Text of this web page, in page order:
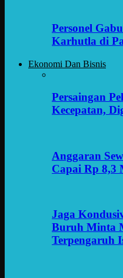
Personel
Karhutla di
Ekonomi Dan Bisnis
Persaingan
Kecepatan,
Anggaran
Capai Rp
Jaga
Buruh Minta
Terpengaruh